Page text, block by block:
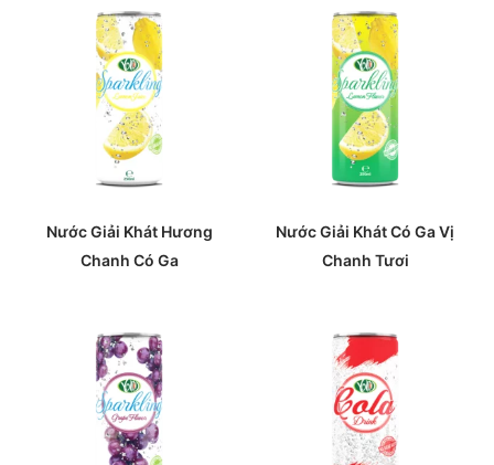
Nước Giải Khát Hương
Chanh Có Ga
Nước Giải Khát Có Ga Vị
Chanh Tươi